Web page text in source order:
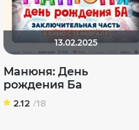
13.02.2025
Манюня: День
рождения Ба
2.12 /18